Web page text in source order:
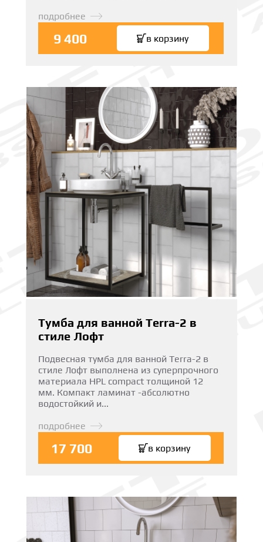
подробнее
9 400 в корзину
Тумба для ванной Terra-2 в
стиле Лофт
Подвесная тумба для ванной Terra-2 в
стиле Лофт выполнена из суперпрочного
материала HPL compact толщиной 12
мм. Компакт ламинат -абсолютно
водостойкий и...
подробнее
17 700 в корзину